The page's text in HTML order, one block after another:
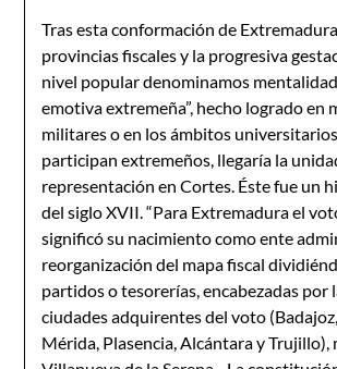
Tras esta conformación de
provincias fiscales y la progresiva
nivel popular denominamos
emotiva extremeña”, hecho logrado en
militares o en los ámbitos
participan extremeños, llegaría la
representación en Cortes. Éste fue un
del siglo XVII. “Para Extremadura el
significó su nacimiento como ente
reorganización del mapa fiscal
partidos o tesorerías, encabezadas por
ciudades adquirentes del voto
Mérida, Plasencia, Alcántara y Trujillo),